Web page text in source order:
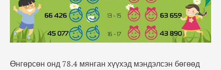
Өнгөрсөн онд 78.4 мянган хүүхэд мэндэлсэн бөгөөд